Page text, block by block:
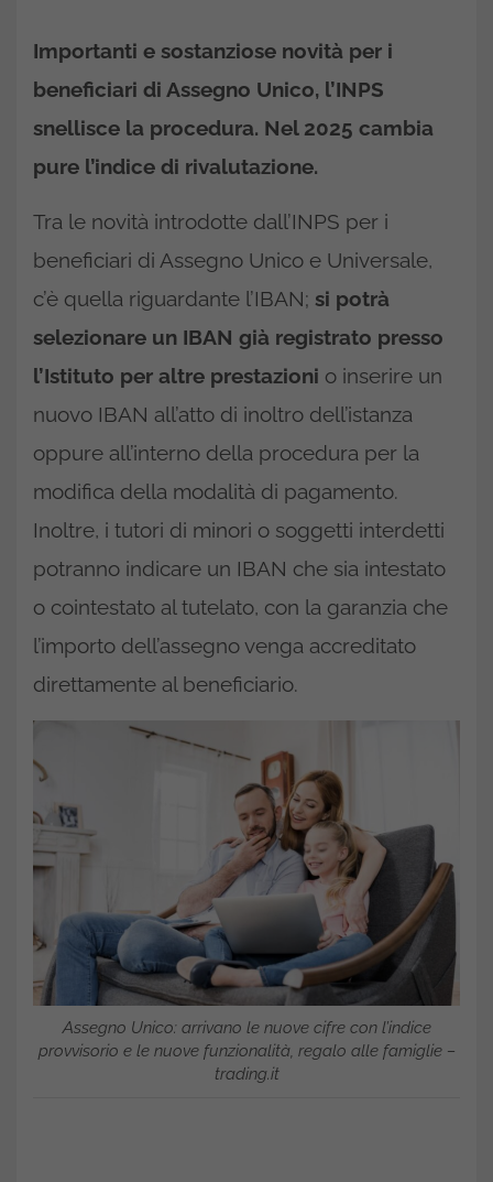
Importanti e sostanziose novità per i
beneficiari di Assegno Unico, l’INPS
snellisce la procedura. Nel 2025 cambia
pure l’indice di rivalutazione.
Tra le novità introdotte dall’INPS per i
beneficiari di Assegno Unico e Universale,
c’è quella riguardante l’IBAN; si potrà
selezionare un IBAN già registrato presso
l’Istituto per altre prestazioni o inserire un
nuovo IBAN all’atto di inoltro dell’istanza
oppure all’interno della procedura per la
modifica della modalità di pagamento.
Inoltre, i tutori di minori o soggetti interdetti
potranno indicare un IBAN che sia intestato
o cointestato al tutelato, con la garanzia che
l’importo dell’assegno venga accreditato
direttamente al beneficiario.
Assegno Unico: arrivano le nuove cifre con l’indice
provvisorio e le nuove funzionalità, regalo alle famiglie –
trading.it